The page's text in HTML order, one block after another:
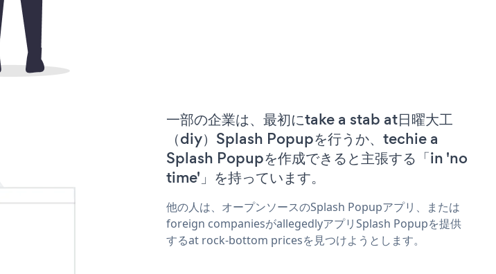
一部の企業は、最初にtake a stab at日曜大工
（diy）Splash Popupを行うか、techie a
Splash Popupを作成できると主張する「in 'no
time'」を持っています。
他の人は、オープンソースのSplash Popupアプリ、または
foreign companiesがallegedlyアプリSplash Popupを提供
するat rock-bottom pricesを見つけようとします。